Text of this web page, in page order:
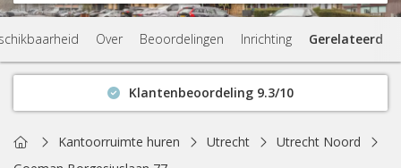
Over Beoordelingen Inrichting Gerelateerd
Klantenbeoordeling 9.3/10
Actuele beschikbaarheid
HomeKantoorruimte huren Utrecht
Utrecht Noord